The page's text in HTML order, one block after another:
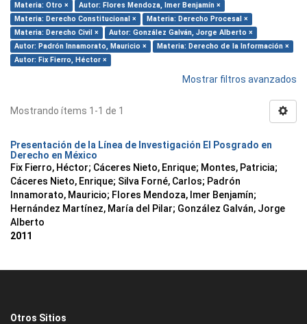
Materia: Otro ×
Autor: Flores Mendoza, Imer Benjamín ×
Materia: Derecho Constitucional ×
Materia: Derecho Procesal ×
Materia: Derecho Civil ×
Autor: González Galván, Jorge Alberto ×
Autor: Padrón Innamorato, Mauricio ×
Materia: Derecho de la Información ×
Autor: Fix Fierro, Héctor ×
Mostrar filtros avanzados
Mostrando ítems 1-1 de 1
Presentación de la Línea de Investigación El Posgrado en
Derecho en México
Fix Fierro, Héctor; Cáceres Nieto, Enrique; Montes, Patricia;
Cáceres Nieto, Enrique; Silva Forné, Carlos; Padrón
Innamorato, Mauricio; Flores Mendoza, Imer Benjamín;
Hernández Martínez, María del Pilar; González Galván, Jorge
Alberto
2011
Otros Sitios